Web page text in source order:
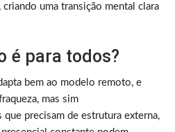
uma transição mental clara
é para todos?
bem ao modelo remoto, e
mas sim
precisam de estrutura externa,